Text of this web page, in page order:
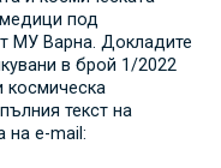
под
МУ Варна. Докладите
в брой 1/2022
космическа
текст на
на e-mail: